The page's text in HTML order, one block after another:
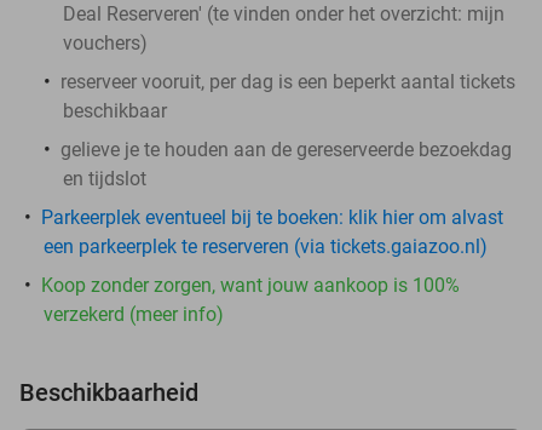
Deal Reserveren' (te vinden onder het overzicht: mijn
vouchers)
reserveer vooruit, per dag is een beperkt aantal tickets
beschikbaar
gelieve je te houden aan de gereserveerde bezoekdag
en tijdslot
Parkeerplek eventueel bij te boeken: klik hier om alvast
een parkeerplek te reserveren (via tickets.gaiazoo.nl)
Koop zonder zorgen, want jouw aankoop is 100%
verzekerd (meer info)
Beschikbaarheid